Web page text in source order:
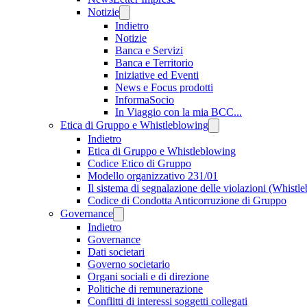
Notizie
Indietro
Notizie
Banca e Servizi
Banca e Territorio
Iniziative ed Eventi
News e Focus prodotti
InformaSocio
In Viaggio con la mia BCC...
Etica di Gruppo e Whistleblowing
Indietro
Etica di Gruppo e Whistleblowing
Codice Etico di Gruppo
Modello organizzativo 231/01
Il sistema di segnalazione delle violazioni
Codice di Condotta Anticorruzione di Gruppo
Governance
Indietro
Governance
Dati societari
Governo societario
Organi sociali e di direzione
Politiche di remunerazione
Conflitti di interessi soggetti collegati